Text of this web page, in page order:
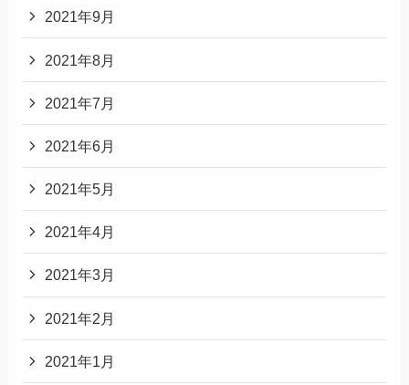
2021年9月
2021年8月
2021年7月
2021年6月
2021年5月
2021年4月
2021年3月
2021年2月
2021年1月